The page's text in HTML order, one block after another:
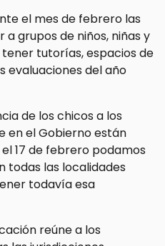
el mes de febrero las
grupos de niños, niñas y
tutorías, espacios de
evaluaciones del año
de los chicos a los
en el Gobierno están
17 de febrero podamos
todas las localidades
todavía esa
reúne a los